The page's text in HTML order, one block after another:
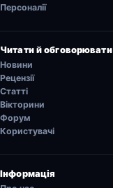
Персоналії
Читати й обговорювати
Новини
Рецензії
Статті
Вікторини
Форум
Користувачі
Інформація